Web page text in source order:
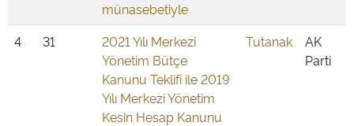
münasebetiyle
4 31
2021 Yılı Merkezi
Yönetim Bütçe
Kanunu Teklifi ile 2019
Yılı Merkezi Yönetim
Kesin Hesap Kanunu
Tutanak
AK
Parti